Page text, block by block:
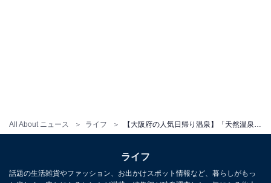
All About ニュース ライフ
ライフ
話題の生活雑貨やファッション、お出かけスポット情報など、暮らしがもっ